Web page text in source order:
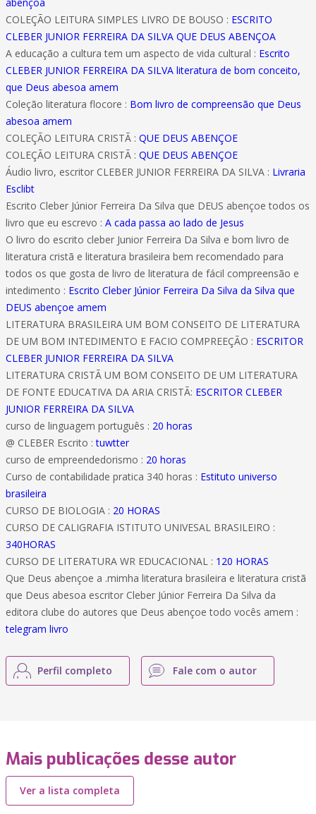
COLEÇÃO LEITURA SIMPLES LIVRO DE BOUSO : ESCRITO
CLEBER JUNIOR FERREIRA DA SILVA QUE DEUS ABENÇOA
A educação a cultura tem um aspecto de vida cultural : Escrito
CLEBER JUNIOR FERREIRA DA SILVA literatura de bom conceito,
que Deus abesoa amem
Coleção literatura flocore : Bom livro de compreensão que Deus
abesoa amem
COLEÇÃO LEITURA CRISTÃ : QUE DEUS ABENÇOE
COLEÇÃO LEITURA CRISTÃ : QUE DEUS ABENÇOE
Áudio livro, escritor CLEBER JUNIOR FERREIRA DA SILVA : Livraria
Esclibt
Escrito Cleber Júnior Ferreira Da Silva que DEUS abençoe todos os
livro que eu escrevo : A cada passa ao lado de Jesus
O livro do escrito cleber Junior Ferreira Da Silva e bom livro de
literatura cristã e literatura brasileira bem recomendado para
todos os que gosta de livro de literatura de fácil compreensão e
intedimento : Escrito Cleber Júnior Ferreira Da Silva da Silva que
DEUS abençoe amem
LITERATURA BRASILEIRA UM BOM CONSEITO DE LITERATURA
DE UM BOM INTEDIMENTO E FACIO COMPREEÇÃO : ESCRITOR
CLEBER JUNIOR FERREIRA DA SILVA
LITERATURA CRISTÃ UM BOM CONSEITO DE UM LITERATURA
DE FONTE EDUCATIVA DA ARIA CRISTÃ: ESCRITOR CLEBER
JUNIOR FERREIRA DA SILVA
curso de linguagem português : 20 horas
@ CLEBER Escrito :tuwtter
curso de empreendedorismo : 20 horas
Curso de contabilidade pratica 340 horas : Estituto universo
brasileira
CURSO DE BIOLOGIA : 20 HORAS
CURSO DE CALIGRAFIA ISTITUTO UNIVESAL BRASILEIRO :
340HORAS
CURSO DE LITERATURA WR EDUCACIONAL : 120 HORAS
Que Deus abençoe a .mimha literatura brasileira e literatura cristã
que Deus abesoa escritor Cleber Júnior Ferreira Da Silva da
editora clube do autores que Deus abençoe todo vocês amem :
telegram livro
Perfil completo Fale com o autor
Mais publicações desse autor
Ver a lista completa